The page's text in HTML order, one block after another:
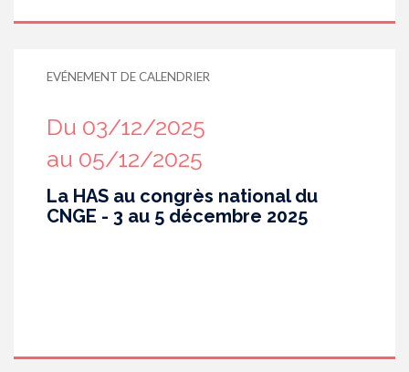
EVÉNEMENT DE CALENDRIER
Du 03/12/2025
au 05/12/2025
La HAS au congrès national du
CNGE - 3 au 5 décembre 2025